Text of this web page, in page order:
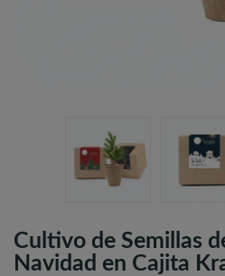
Cultivo de Semillas
Navidad en Cajita